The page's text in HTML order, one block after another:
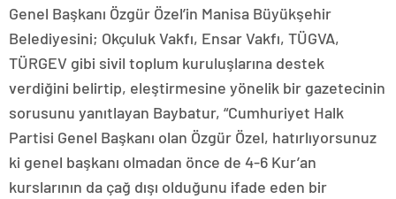
Genel Başkanı Özgür Özel’in Manisa Büyükşehir
Belediyesini; Okçuluk Vakfı, Ensar Vakfı, TÜGVA,
TÜRGEV gibi sivil toplum kuruluşlarına destek
verdiğini belirtip, eleştirmesine yönelik bir gazetecinin
sorusunu yanıtlayan Baybatur, “Cumhuriyet Halk
Partisi Genel Başkanı olan Özgür Özel, hatırlıyorsunuz
ki genel başkanı olmadan önce de 4-6 Kur’an
kurslarının da çağ dışı olduğunu ifade eden bir